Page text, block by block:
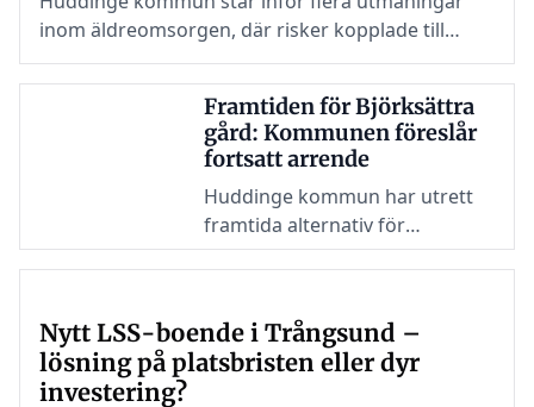
inom äldreomsorgen, där risker kopplade till
personalbrist, brister i läkemedelshantering och
undernäring pekas ut.
Framtiden för Björksättra
gård: Kommunen föreslår
fortsatt arrende
Huddinge kommun har utrett
framtida alternativ för
Björksättra gård och landat i en
Beslutet innebär att gården kan
fortsätta som jordbruk och
Nytt LSS-boende i Trångsund –
lösning på platsbristen eller dyr
investering?